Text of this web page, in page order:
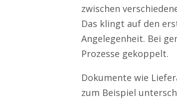
zwischen
Das klingt auf den
Angelegenheit. Bei
Prozesse gekoppelt.
Dokumente wie
zum Beispiel